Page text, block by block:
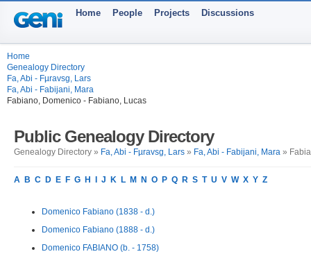
Home People Projects Discussions
Home
Genealogy Directory
Fa, Abi - Fµravsg, Lars
Fa, Abi - Fabijani, Mara
Fabiano, Domenico - Fabiano, Lucas
Public Genealogy Directory
Genealogy Directory » Fa, Abi - Fµravsg, Lars » Fa, Abi - Fabijani, Mara »
A B C D E F G H J K L M N O P Q R S T U V W X Y Z
Domenico Fabiano (1838 - d.)
Domenico Fabiano (1888 - d.)
Domenico FABIANO (b. - 1758)